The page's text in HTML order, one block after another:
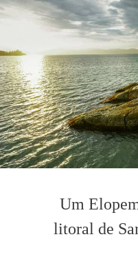
Um
litoral de